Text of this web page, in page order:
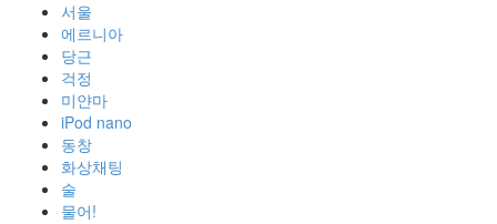
서울
에르니아
당근
걱정
미얀마
iPod nano
동창
화상채팅
술
물어!